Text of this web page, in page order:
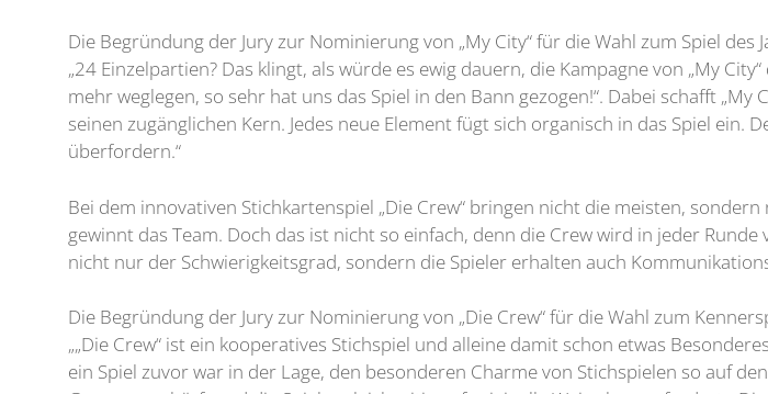
Die Begründung der Jury zur Nominierung von „My City“ für die Wahl zum Spiel des
„24 Einzelpartien? Das klingt, als würde es ewig dauern, die Kampagne von „My
mehr weglegen, so sehr hat uns das Spiel in den Bann gezogen!“. Dabei schafft
seinen zugänglichen Kern. Jedes neue Element fügt sich organisch in das Spiel ein.
überfordern.“
Bei dem innovativen Stichkartenspiel „Die Crew“ bringen nicht die meisten,
gewinnt das Team. Doch das ist nicht so einfach, denn die Crew wird in jeder
nicht nur der Schwierigkeitsgrad, sondern die Spieler erhalten auch
Die Begründung der Jury zur Nominierung von „Die Crew“ für die Wahl zum
„„Die Crew“ ist ein kooperatives Stichspiel und alleine damit schon etwas
ein Spiel zuvor war in der Lage, den besonderen Charme von Stichspielen so auf